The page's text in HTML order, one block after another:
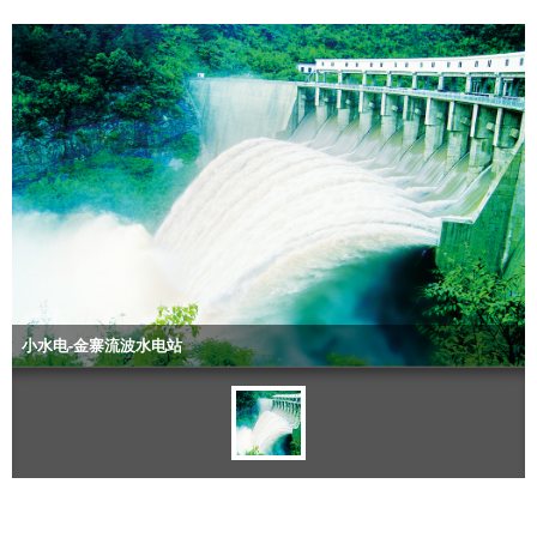
小水电-金寨流波水电站